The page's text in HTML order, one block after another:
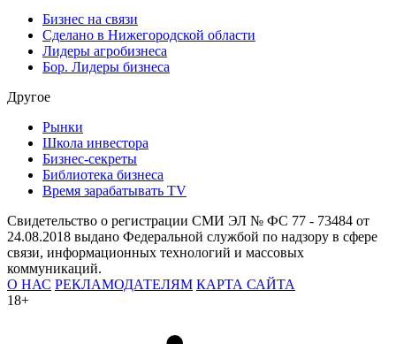
Бизнес на связи
Сделано в Нижегородской области
Лидеры агробизнеса
Бор. Лидеры бизнеса
Другое
Рынки
Школа инвестора
Бизнес-секреты
Библиотека бизнеса
Время зарабатывать TV
Свидетельство о регистрации СМИ ЭЛ № ФС 77 - 73484 от
24.08.2018 выдано Федеральной службой по надзору в сфере
связи, информационных технологий и массовых
коммуникаций.
О НАС РЕКЛАМОДАТЕЛЯМ КАРТА САЙТА
18+